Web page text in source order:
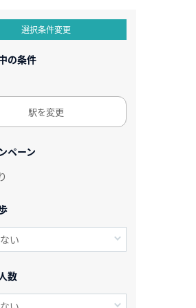
選択条件変更
の条件
駅を変更
ペーン
数